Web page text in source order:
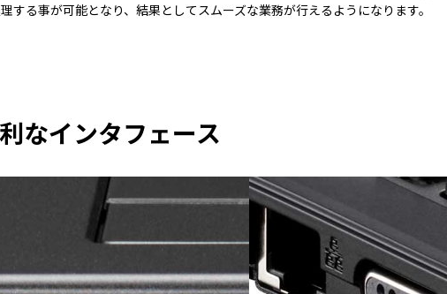
る事が可能となり、結果としてスムーズな業務が行えるようになります。
なインタフェース